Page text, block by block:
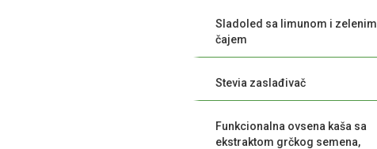
Sladoled sa limunom i zelenim
čajem
Stevia zaslađivač
Funkcionalna ovsena kaša sa
ekstraktom grčkog semena,